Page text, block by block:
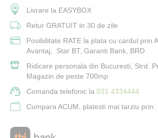
Livrare la EASYBOX
Retur GRATUIT in 30 de zile
Posibilitate RATE la plata cu cardul prin
Avantaj, Star BT, Garanti Bank, BRD
Ridicare personala din Bucuresti, Strd.
Magazin de peste 700mp
Comanda telefonic la 031 4334444
Cumpara ACUM, platesti mai tarziu prin: